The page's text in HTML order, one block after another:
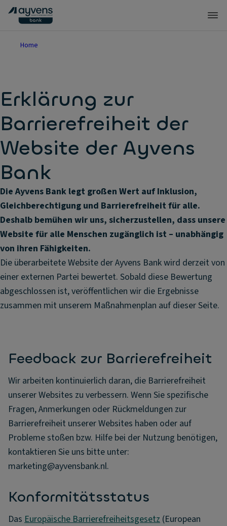
Home
Erklärung zur
Barrierefreiheit der
Website der Ayvens
Bank
Die Ayvens Bank legt großen Wert auf Inklusion,
Gleichberechtigung und Barrierefreiheit für alle.
Deshalb bemühen wir uns, sicherzustellen, dass unsere
Website für alle Menschen zugänglich ist – unabhängig
von ihren Fähigkeiten.
Die überarbeitete Website der Ayvens Bank wird derzeit von
einer externen Partei bewertet. Sobald diese Bewertung
abgeschlossen ist, veröffentlichen wir die Ergebnisse
zusammen mit unserem Maßnahmenplan auf dieser Seite.
Feedback zur Barrierefreiheit
Wir arbeiten kontinuierlich daran, die Barrierefreiheit
unserer Websites zu verbessern. Wenn Sie spezifische
Fragen, Anmerkungen oder Rückmeldungen zur
Barrierefreiheit unserer Websites haben oder auf
Probleme stoßen bzw. Hilfe bei der Nutzung benötigen,
kontaktieren Sie uns bitte unter:
marketing@ayvensbank.nl.
Konformitätsstatus
Das Europäische Barrierefreiheitsgesetz (European